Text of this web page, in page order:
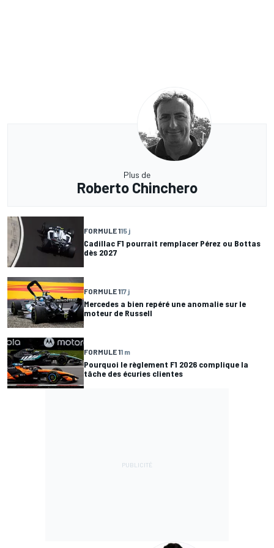
Plus de
Roberto Chinchero
FORMULE 115 j
Cadillac F1 pourrait remplacer Pérez ou Bottas
dès 2027
FORMULE 117 j
Mercedes a bien repéré une anomalie sur le
moteur de Russell
FORMULE 11 m
Pourquoi le règlement F1 2026 complique la
tâche des écuries clientes